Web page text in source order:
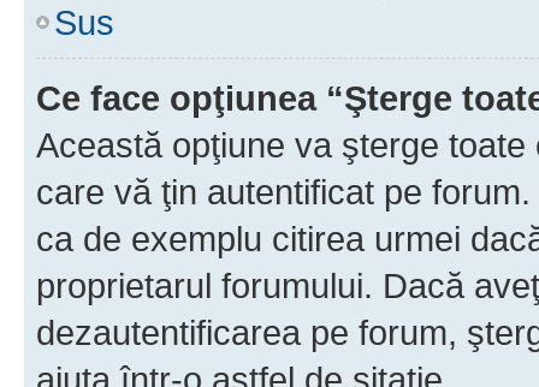
Sus
Ce face opţiunea “Şterge
Această opţiune va şterge
care vă ţin autentificat pe
ca de exemplu citirea urmei
proprietarul forumului. Dacă
dezautentificarea pe forum,